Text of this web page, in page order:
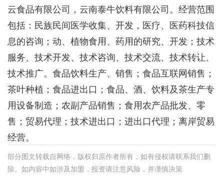
云食品有限公司，云南泰牛饮料有限公司。经营范围
包括：民族民间医学收集、开发，医疗、医药科技信
息的咨询；动、植物食用、药用的研究、开发；技术
服务、技术开发、技术咨询、技术交流、技术转让、
技术推广。食品饮料生产、销售；食品互联网销售；
茶叶种植；食品进出口；食品、酒、饮料及茶生产专
用设备制造；农副产品销售；食用农产品批发、零
售；贸易代理；技术进出口；进出口代理；离岸贸易
经营。
部分图文转载自网络，版权归原作者所有，如有侵权请联系我们删
除。如内容中如涉及加盟，投资请注意风险，并谨慎决策